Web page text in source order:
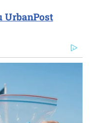
UrbanPost